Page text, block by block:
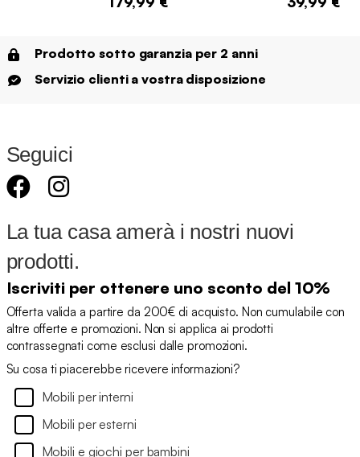
Prodotto sotto garanzia per 2 anni
Servizio clienti a vostra disposizione
Seguici
La tua casa amerà i nostri nuovi
prodotti.
Iscriviti per ottenere uno sconto del 10%
Offerta valida a partire da 200€ di acquisto. Non cumulabile con
altre offerte e promozioni. Non si applica ai prodotti
contrassegnati come esclusi dalle promozioni.
Su cosa ti piacerebbe ricevere informazioni?
Mobili per interni
Mobili per esterni
Mobili e giochi per bambini